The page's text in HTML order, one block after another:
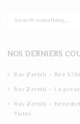
c
NOS DERNIERS
Rav Zerbib – Réé
Rav Zerbib – La
Rav Zerbib –
Tishri